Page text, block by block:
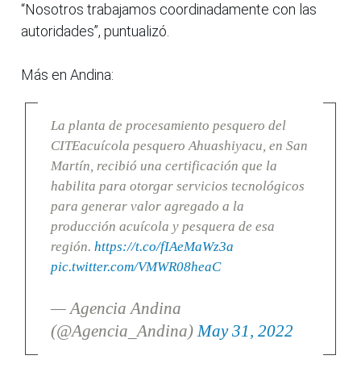
“Nosotros trabajamos coordinadamente con las
autoridades”, puntualizó.
Más en Andina:
La planta de procesamiento pesquero del
CITEacuícola pesquero Ahuashiyacu, en San
Martín, recibió una certificación que la
habilita para otorgar servicios tecnológicos
para generar valor agregado a la
producción acuícola y pesquera de esa
región. https://t.co/fIAeMaWz3a
pic.twitter.com/VMWR08heaC
— Agencia Andina
(@Agencia_Andina)May 31, 2022